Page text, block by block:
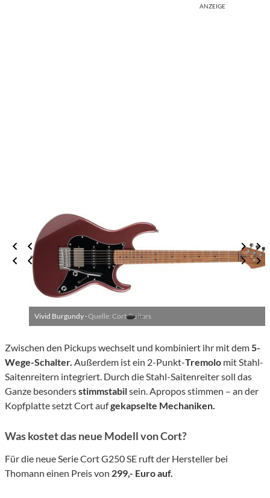
ANZEIGE
Vivid Burgundy ·Quelle: Cort Guitars
Zwischen den Pickups wechselt und kombiniert ihr mit dem5-
Wege-Schalter. Außerdem ist ein 2-Punkt-Tremolo mit Stahl-
Saitenreitern integriert. Durch die Stahl-Saitenreiter soll das
Ganze besondersstimmstabilsein. Apropos stimmen – an der
Kopfplatte setzt Cort aufgekapselte Mechaniken.
Was kostet das neue Modell von Cort?
Für die neue Serie Cort G250 SE ruft der Hersteller bei
Thomann einen Preis von 299,- Euro auf.